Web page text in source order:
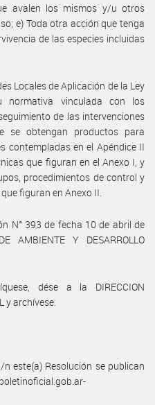
avalen los mismos y/u otros
e) Toda otra acción que tenga
de las especies incluidas
Locales de Aplicación de la Ley
vinculada con los
de las intervenciones
se obtengan productos para
contempladas en el Apéndice II
que figuran en el Anexo I, y
procedimientos de control y
figuran en Anexo II.
N° 393 de fecha 10 de abril de
AMBIENTE Y DESARROLLO
dése a la DIRECCION
y archívese.
este(a) Resolución se publican